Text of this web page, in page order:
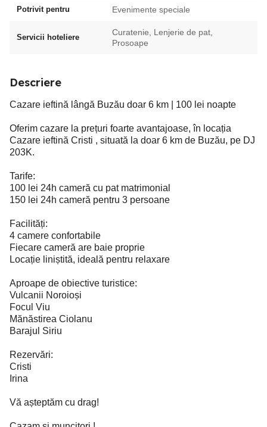
Potrivit pentru Evenimente speciale
Servicii hoteliere
Curatenie, Lenjerie de pat,
Prosoape
Descriere
Cazare ieftină lângă Buzău doar 6 km | 100 lei noapte
Oferim cazare la prețuri foarte avantajoase, în locația
Cazare ieftină Cristi , situată la doar 6 km de Buzău, pe DJ
203K.
Tarife:
100 lei 24h cameră cu pat matrimonial
150 lei 24h cameră pentru 3 persoane
Facilități:
4 camere confortabile
Fiecare cameră are baie proprie
Locație liniștită, ideală pentru relaxare
Aproape de obiective turistice:
Vulcanii Noroioși
Focul Viu
Mănăstirea Ciolanu
Barajul Siriu
Rezervări:
Cristi
Irina
Vă așteptăm cu drag!